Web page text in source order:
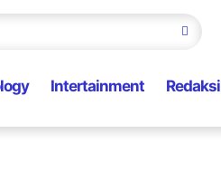
Intertainment Redaksi